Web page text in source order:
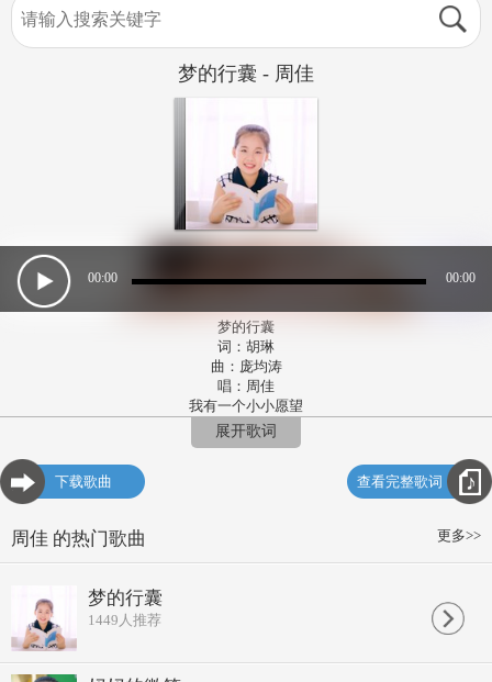
梦的行囊 - 周佳
00:00 00:00
梦的行囊
词：胡琳
曲：庞均涛
唱：周佳
我有一个小小愿望
未来会散发七彩的光
我的歌声，彩虹一样闪耀
梦是我的行囊
张开坚强翅膀
展开歌词
下载歌曲 查看完整歌词
更多>>
周佳 的热门歌曲
梦的行囊
1449 人推荐